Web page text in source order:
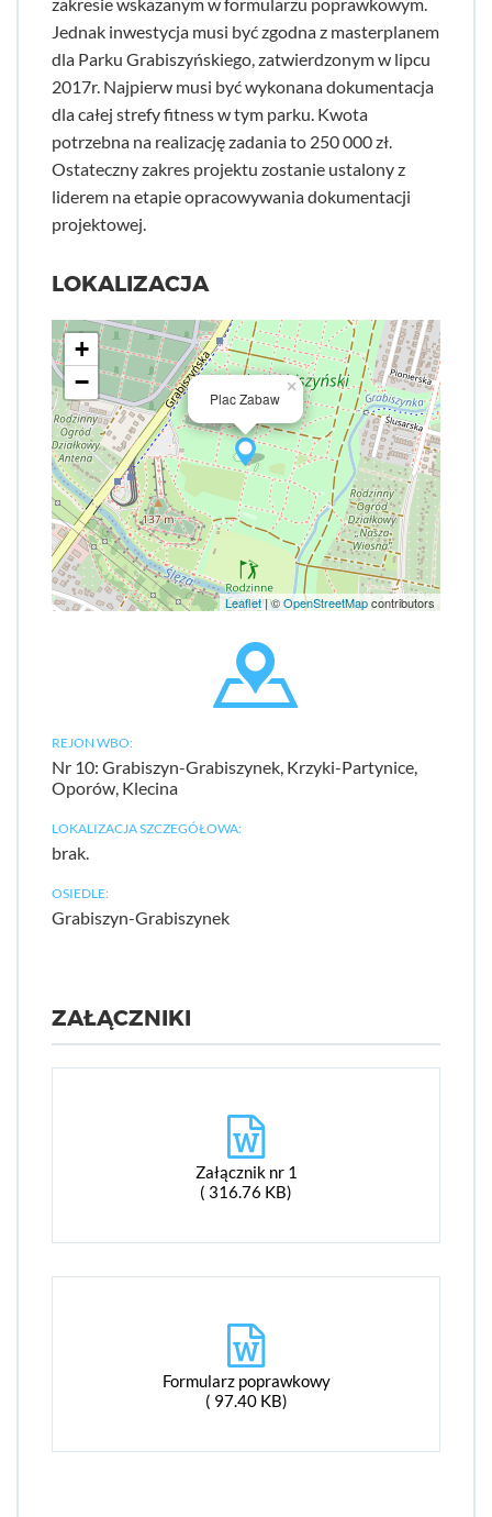
Jednak inwestycja musi być zgodna z masterplanem
dla Parku Grabiszyńskiego, zatwierdzonym w lipcu
2017r. Najpierw musi być wykonana dokumentacja
dla całej strefy fitness w tym parku. Kwota
potrzebna na realizację zadania to 250 000 zł.
Ostateczny zakres projektu zostanie ustalony z
liderem na etapie opracowywania dokumentacji
projektowej.
LOKALIZACJA
Plac Zabaw
×
+
−
Leaflet| ©OpenStreetMapcontributors
REJON WBO:
Nr 10: Grabiszyn-Grabiszynek, Krzyki-Partynice,
Oporów, Klecina
LOKALIZACJA SZCZEGÓŁOWA:
brak.
OSIEDLE:
Grabiszyn-Grabiszynek
ZAŁĄCZNIKI
Załącznik nr 1
( 316.76 KB)
Formularz poprawkowy
( 97.40 KB)